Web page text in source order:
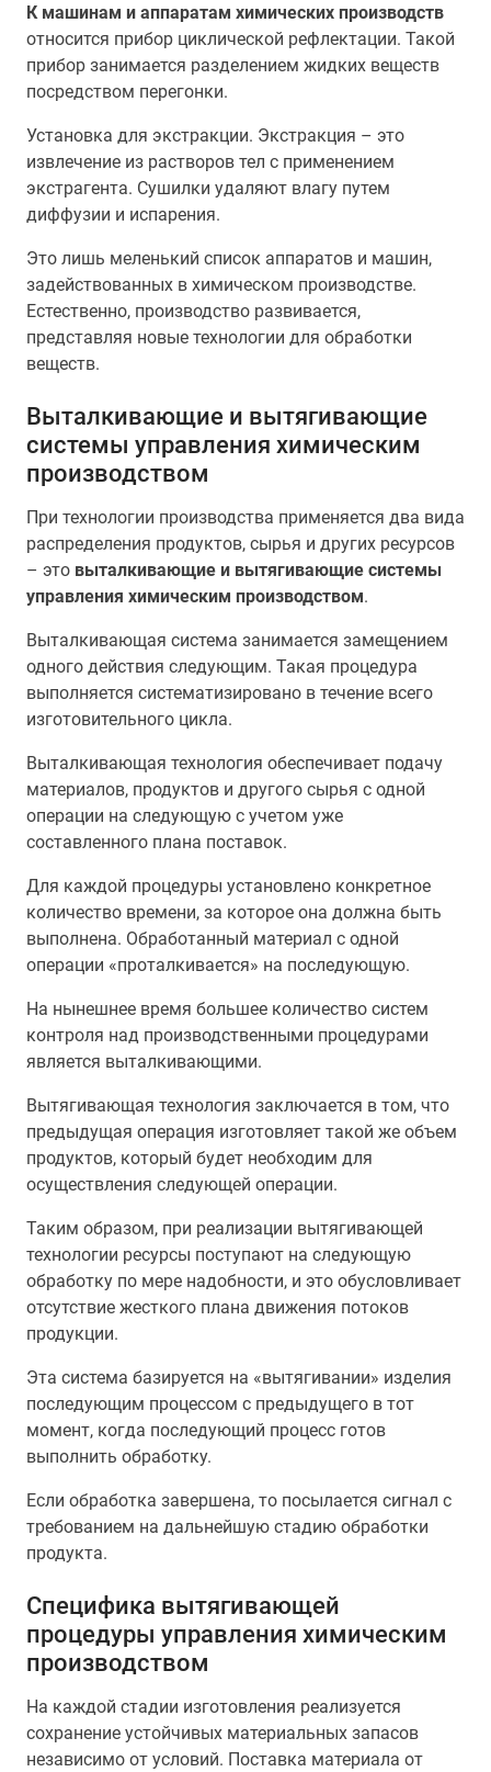
К машинам и аппаратам химических производств
относится прибор циклической рефлектации. Такой
прибор занимается разделением жидких веществ
посредством перегонки.
Установка для экстракции. Экстракция – это
извлечение из растворов тел с применением
экстрагента. Сушилки удаляют влагу путем
диффузии и испарения.
Это лишь меленький список аппаратов и машин,
задействованных в химическом производстве.
Естественно, производство развивается,
представляя новые технологии для обработки
веществ.
Выталкивающие и вытягивающие
системы управления химическим
производством
При технологии производства применяется два вида
распределения продуктов, сырья и других ресурсов
– это выталкивающие и вытягивающие системы
управления химическим производством.
Выталкивающая система занимается замещением
одного действия следующим. Такая процедура
выполняется систематизировано в течение всего
изготовительного цикла.
Выталкивающая технология обеспечивает подачу
материалов, продуктов и другого сырья с одной
операции на следующую с учетом уже
составленного плана поставок.
Для каждой процедуры установлено конкретное
количество времени, за которое она должна быть
выполнена. Обработанный материал с одной
операции «проталкивается» на последующую.
На нынешнее время большее количество систем
контроля над производственными процедурами
является выталкивающими.
Вытягивающая технология заключается в том, что
предыдущая операция изготовляет такой же объем
продуктов, который будет необходим для
осуществления следующей операции.
Таким образом, при реализации вытягивающей
технологии ресурсы поступают на следующую
обработку по мере надобности, и это обусловливает
отсутствие жесткого плана движения потоков
продукции.
Эта система базируется на «вытягивании» изделия
последующим процессом с предыдущего в тот
момент, когда последующий процесс готов
выполнить обработку.
Если обработка завершена, то посылается сигнал с
требованием на дальнейшую стадию обработки
продукта.
Специфика вытягивающей
процедуры управления химическим
производством
На каждой стадии изготовления реализуется
сохранение устойчивых материальных запасов
независимо от условий. Поставка материала от